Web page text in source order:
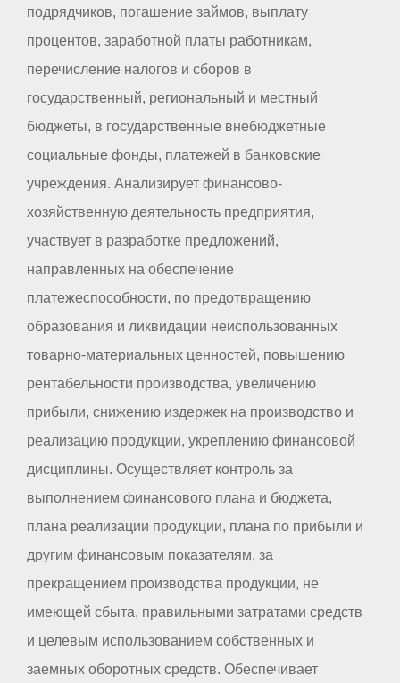
подрядчиков, погашение займов, выплату
процентов, заработной платы работникам,
перечисление налогов и сборов в
государственный, региональный и местный
бюджеты, в государственные внебюджетные
социальные фонды, платежей в банковские
учреждения. Анализирует финансово-
хозяйственную деятельность предприятия,
участвует в разработке предложений,
направленных на обеспечение
платежеспособности, по предотвращению
образования и ликвидации неиспользованных
товарно-материальных ценностей, повышению
рентабельности производства, увеличению
прибыли, снижению издержек на производство и
реализацию продукции, укреплению финансовой
дисциплины. Осуществляет контроль за
выполнением финансового плана и бюджета,
плана реализации продукции, плана по прибыли и
другим финансовым показателям, за
прекращением производства продукции, не
имеющей сбыта, правильными затратами средств
и целевым использованием собственных и
заемных оборотных средств. Обеспечивает